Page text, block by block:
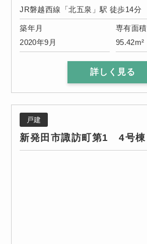
JR磐越西線「北五泉」駅 徒歩14分
築年月
2020年9月
専有面積
95.42m²
詳しく見る
戸建
新発田市諏訪町第1 4号棟